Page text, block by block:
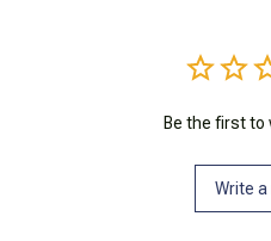
Be the first to
Write